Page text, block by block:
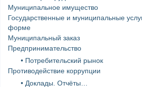
Муниципальное имущество
Государственные и муниципальные
форме
Муниципальный заказ
Предпринимательство
• Потребительский рынок
Противодействие коррупции
• Доклады. Отчёты…